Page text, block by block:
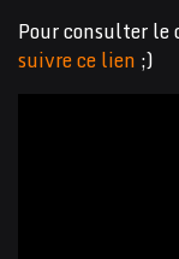
Pour consulter le
suivre ce lien ;)